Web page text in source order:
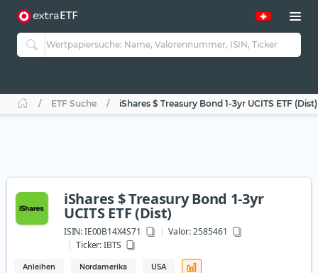
ETF Suche iShares $ Treasury Bond 1-3yr UCITS ETF (Dist)
iShares $ Treasury Bond 1-3yr
UCITS ETF (Dist)
ISIN:IE00B14X4S71
Valor: 2585461
Ticker:IBTS
Anleihen Nordamerika USA